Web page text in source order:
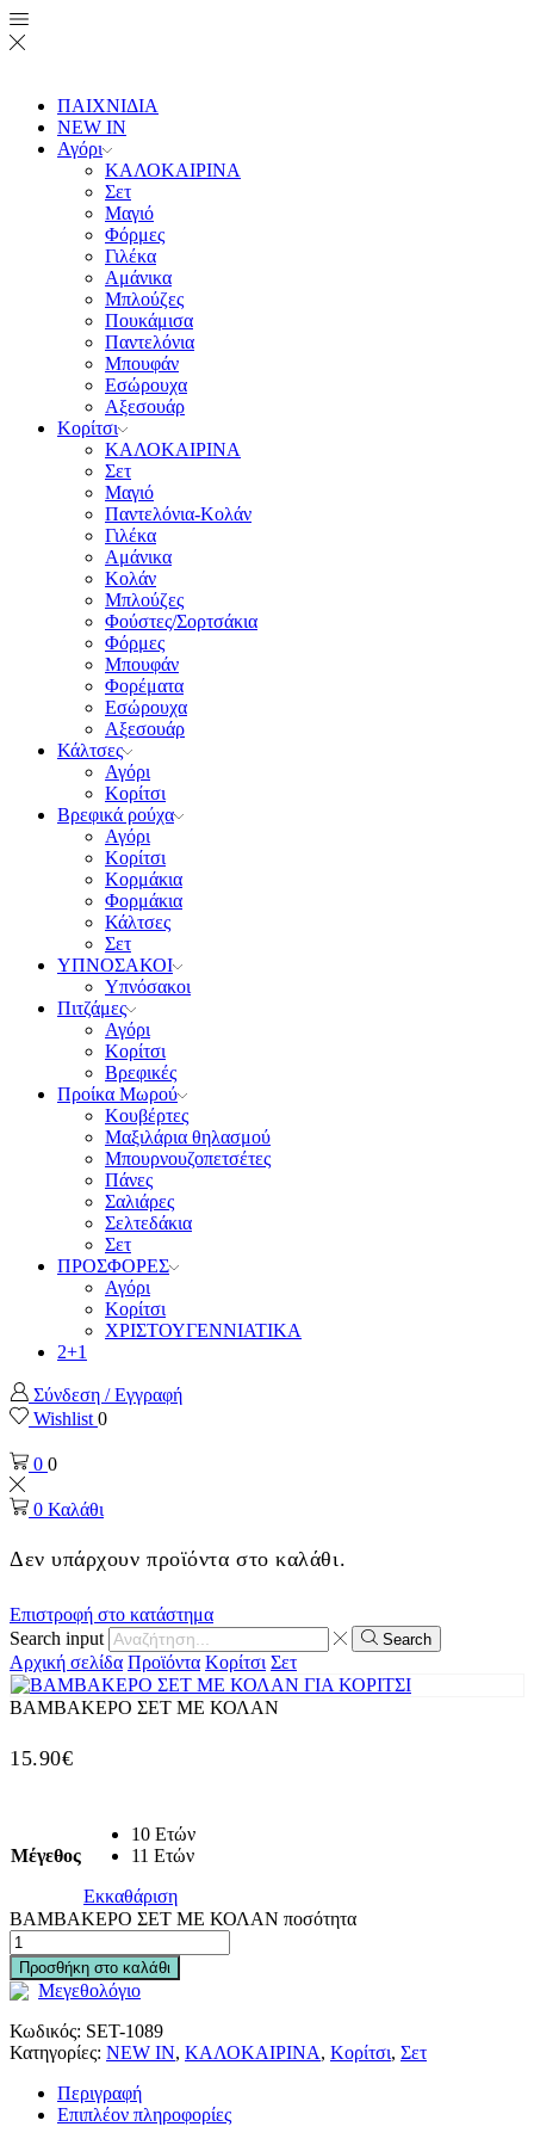
ΠΑΙΧΝΙΔΙΑ
NEW IN
Αγόρι
ΚΑΛΟΚΑΙΡΙΝΑ
Σετ
Μαγιό
Φόρμες
Γιλέκα
Αμάνικα
Μπλούζες
Πουκάμισα
Παντελόνια
Μπουφάν
Εσώρουχα
Αξεσουάρ
Κορίτσι
ΚΑΛΟΚΑΙΡΙΝΑ
Σετ
Μαγιό
Παντελόνια-Κολάν
Γιλέκα
Αμάνικα
Κολάν
Μπλούζες
Φούστες/Σορτσάκια
Φόρμες
Μπουφάν
Φορέματα
Εσώρουχα
Αξεσουάρ
Κάλτσες
Αγόρι
Κορίτσι
Βρεφικά ρούχα
Αγόρι
Κορίτσι
Κορμάκια
Φορμάκια
Κάλτσες
Σετ
ΥΠΝΟΣΑΚΟΙ
Υπνόσακοι
Πιτζάμες
Αγόρι
Κορίτσι
Βρεφικές
Προίκα Μωρού
Κουβέρτες
Μαξιλάρια θηλασμού
Μπουρνουζοπετσέτες
Πάνες
Σαλιάρες
Σελτεδάκια
Σετ
ΠΡΟΣΦΟΡΕΣ
Αγόρι
Κορίτσι
ΧΡΙΣΤΟΥΓΕΝΝΙΑΤΙΚΑ
2+1
Σύνδεση / Εγγραφή
Wishlist 0
0 0
0 Καλάθι
Δεν υπάρχουν προϊόντα στο καλάθι.
Επιστροφή στο κατάστημα
Search input
Search
Αρχική σελίδα Προϊόντα Κορίτσι Σετ
ΒΑΜΒΑΚΕΡΟ ΣΕΤ ΜΕ ΚΟΛΑΝ
15.90€
Μέγεθος
10 Ετών
11 Ετών
Εκκαθάριση
ΒΑΜΒΑΚΕΡΟ ΣΕΤ ΜΕ ΚΟΛΑΝ ποσότητα
Προσθήκη στο καλάθι
Μεγεθολόγιο
Κωδικός: SET-1089
Κατηγορίες: NEW IN, ΚΑΛΟΚΑΙΡΙΝΑ, Κορίτσι, Σετ
Περιγραφή
Επιπλέον πληροφορίες